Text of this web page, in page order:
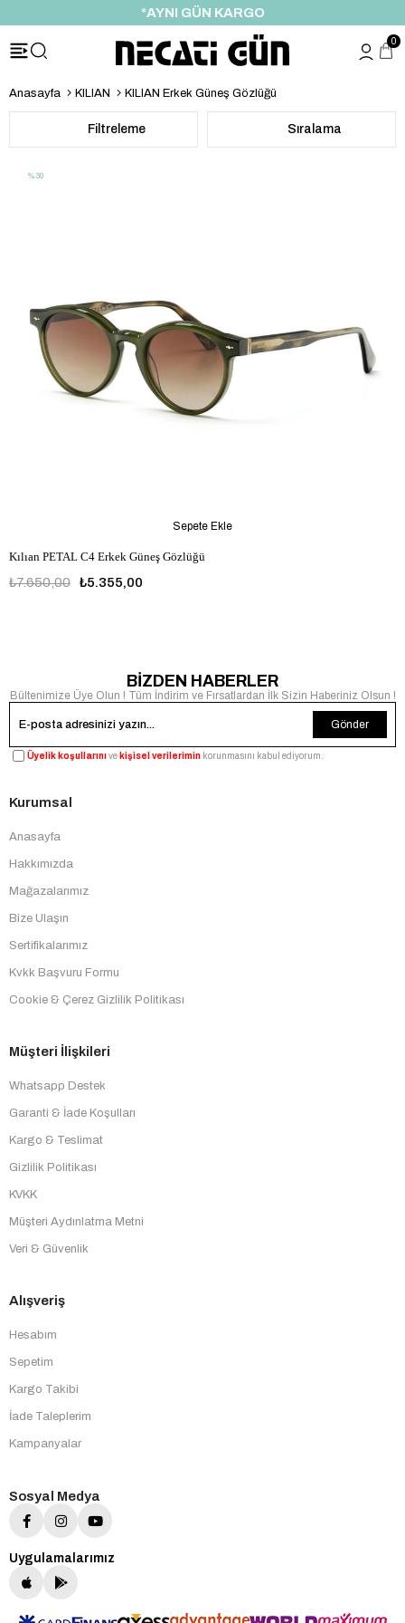
*AYNI GÜN KARGO
0
Anasayfa KILIAN KILIAN Erkek Güneş Gözlüğü
Filtreleme Sıralama
Kılıan PETAL C4 Erkek Güneş Gözlüğü
₺5.355,00
₺7.650,00
Sepete Ekle
%30
BİZDEN HABERLER
Bültenimize Üye Olun ! Tüm İndirim ve Fırsatlardan İlk Sizin Haberiniz Olsun !
Gönder
Üyelik koşullarınıve kişisel verilerimin korunmasını kabul ediyorum.
Kurumsal
Anasayfa
Hakkımızda
Mağazalarımız
Bize Ulaşın
Sertifikalarımız
Kvkk Başvuru Formu
Cookie & Çerez Gizlilik Politikası
Müşteri İlişkileri
Whatsapp Destek
Garanti & İade Koşulları
Kargo & Teslimat
Gizlilik Politikası
KVKK
Müşteri Aydınlatma Metni
Veri & Güvenlik
Alışveriş
Hesabım
Sepetim
Kargo Takibi
İade Taleplerim
Kampanyalar
Sosyal Medya
Uygulamalarımız